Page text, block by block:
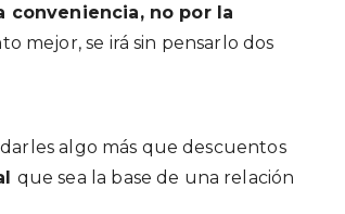
conveniencia, no por la
mejor, se irá sin pensarlo dos
darles algo más que descuentos
que sea la base de una relación